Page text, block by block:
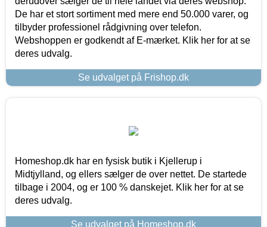
De har et stort sortiment med mere end 50.000 varer, og
tilbyder professionel rådgivning over telefon.
Webshoppen er godkendt af E-mærket. Klik her for at se
deres udvalg.
Se udvalget på Frishop.dk
Homeshop.dk har en fysisk butik i Kjellerup i
Midtjylland, og ellers sælger de over nettet. De startede
tilbage i 2004, og er 100 % danskejet. Klik her for at se
deres udvalg.
Se udvalget på Homeshop.dk